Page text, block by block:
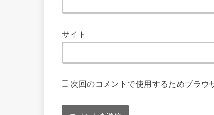
サイト
次回のコメントで使用するためブラウ